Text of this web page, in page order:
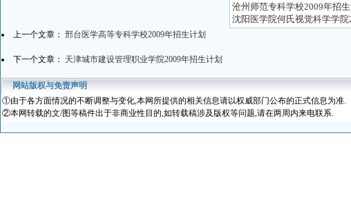
沧州师范专科学校2009年招生
沈阳医学院何氏视觉科学学院
上一个文章： 邢台医学高等专科学校2009年招生计划
下一个文章： 天津城市建设管理职业学院2009年招生计划
网站版权与免责声明
①由于各方面情况的不断调整与变化,本网所提供的相关信息请以权威部门公布的正式信息为准.
②本网转载的文/图等稿件出于非商业性目的,如转载稿涉及版权等问题,请在两周内来电联系.